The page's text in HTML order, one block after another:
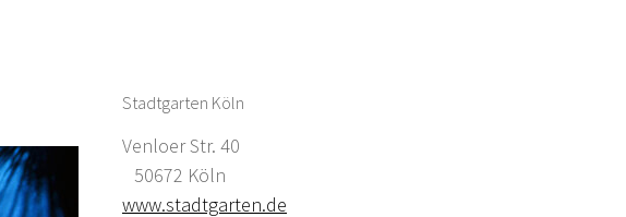
Stadtgarten Köln
Venloer Str. 40
50672 Köln
www.stadtgarten.de